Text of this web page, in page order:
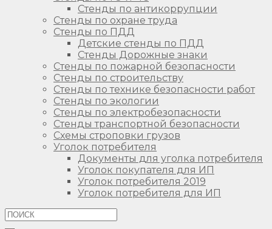
Стенды по антикоррупции
Стенды по охране труда
Стенды по ПДД
Детские стенды по ПДД
Стенды Дорожные знаки
Стенды по пожарной безопасности
Стенды по строительству
Стенды по технике безопасности работ
Стенды по экологии
Стенды по электробезопасности
Стенды транспортной безопасности
Схемы строповки грузов
Уголок потребителя
Документы для уголка потребителя
Уголок покупателя для ИП
Уголок потребителя 2019
Уголок потребителя для ИП